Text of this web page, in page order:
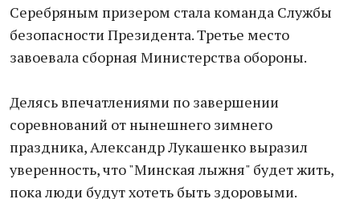
Серебряным призером стала команда Службы
безопасности Президента. Третье место
завоевала сборная Министерства обороны.
Делясь впечатлениями по завершении
соревнований от нынешнего зимнего
праздника, Александр Лукашенко выразил
уверенность, что "Минская лыжня" будет жить,
пока люди будут хотеть быть здоровыми.